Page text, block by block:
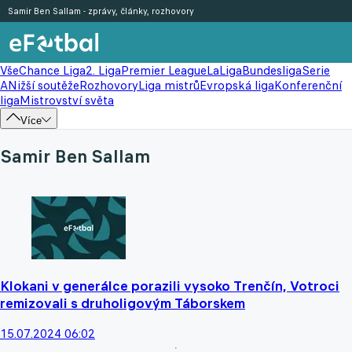
VšeChance Liga2. LigaPremier LeagueLaLigaBundesligaSerie
ANižší soutěžeRozhovoryLiga mistrůEvropská ligaKonferenční
ligaMistrovství světa
Více
Samir Ben Sallam - zprávy, články, rozhovory
Samir Ben Sallam
Klokani v generálce porazili vysoko Trenčín, Votroci
remizovali s druholigovým Táborskem
15.07.2024 06:02